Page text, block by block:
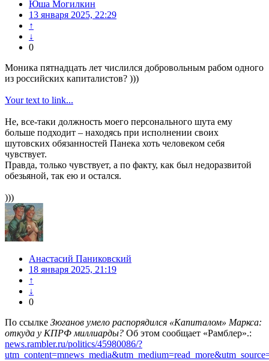
Юша Могилкин
13 января 2025, 22:29
↑
↓
0
Моника пятнадцать лет числился добровольным рабом одного
из российских капиталистов? )))
Your text to link...
Не, все-таки должность моего персонального шута ему
больше подходит – находясь при исполнении своих
шутовских обязанностей Панека хоть человеком себя
чувствует.
Правда, только чувствует, а по факту, как был недоразвитой
обезьяной, так ею и остался.
)))
Анастасий Паниковский
18 января 2025, 21:19
↑
↓
0
По ссылке Зюганов умело распорядился «Капиталом» Маркса:
откуда у КПРФ миллиарды? Об этом сообщает «Рамблер».:
news.rambler.ru/politics/45980086/?